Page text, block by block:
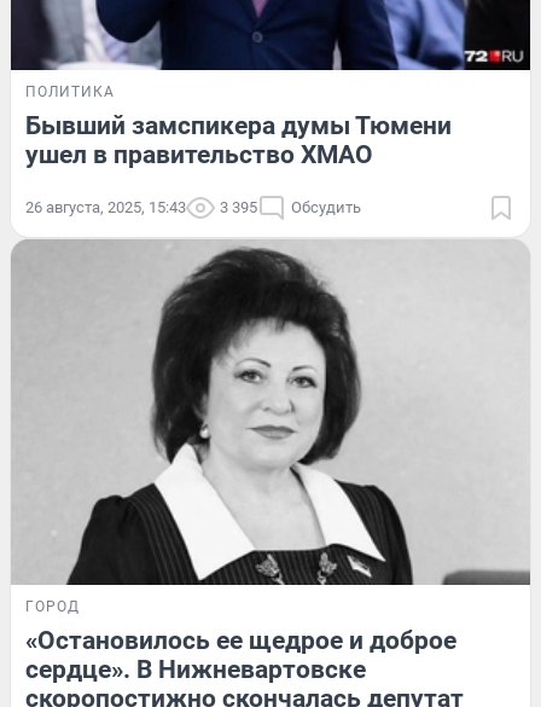
ПОЛИТИКА
Бывший замспикера думы Тюмени
ушел в правительство ХМАО
26 августа, 2025, 15:43 3 395 Обсудить
ГОРОД
«Остановилось ее щедрое и доброе
сердце». В Нижневартовске
скоропостижно скончалась депутат